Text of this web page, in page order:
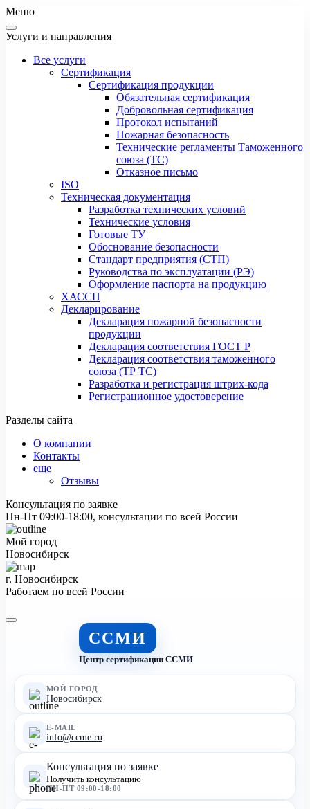
Меню
Услуги и направления
Все услуги
Сертификация
Сертификация продукции
Обязательная сертификация
Добровольная сертификация
Протокол испытаний
Пожарная безопасность
Технические регламенты Таможенного
союза (ТС)
Отказное письмо
ISO
Техническая документация
Разработка технических условий
Технические условия
Готовые ТУ
Обоснование безопасности
Стандарт предприятия (СТП)
Руководства по эксплуатации (РЭ)
Оформление паспорта на продукцию
ХАССП
Декларирование
Декларация пожарной безопасности
продукции
Декларация соответствия ГОСТ Р
Декларация соответствия таможенного
союза (ТР ТС)
Разработка и регистрация штрих-кода
Регистрационное удостоверение
Разделы сайта
О компании
Контакты
еще
Отзывы
Консультация по заявке
Пн-Пт 09:00-18:00, консультации по всей России
Мой город
Новосибирск
г. Новосибирск
Работаем по всей России
ССМИ
Центр сертификации ССМИ
МОЙ ГОРОД
Новосибирск
E-MAIL
info@ccme.ru
Консультация по заявке
Получить консультацию
ПН-ПТ 09:00-18:00